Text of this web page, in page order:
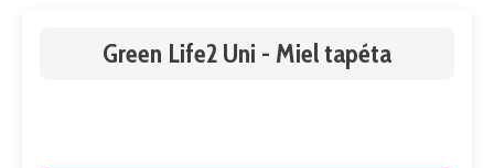
Green Life2 Uni - Miel tapéta